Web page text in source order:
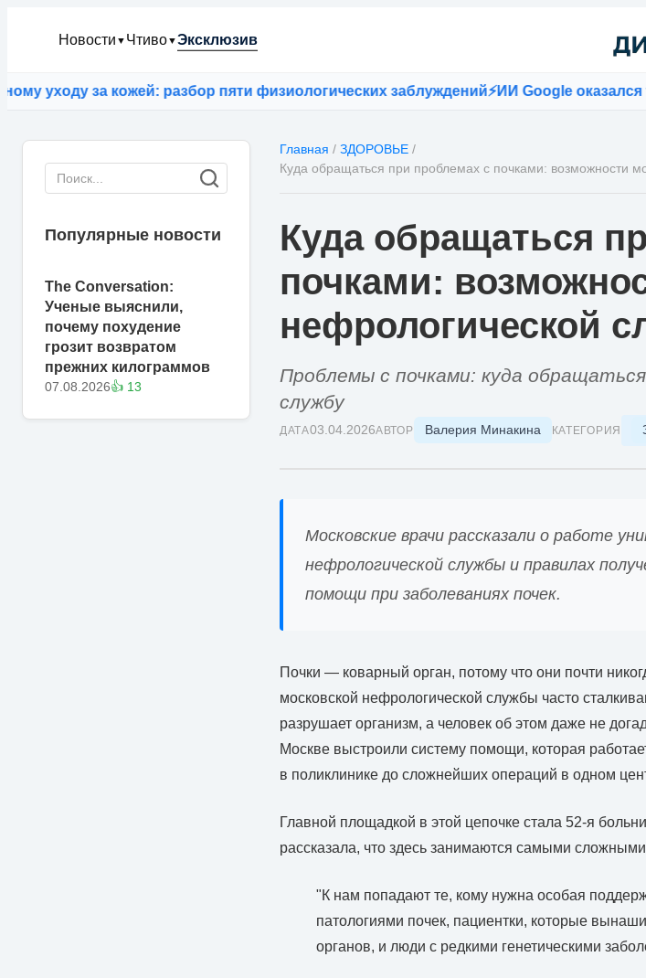
Новости ▼ Чтиво▼Эксклюзив
за кожей: разбор пяти физиологических заблуждений⚡ИИ Google оказался
Популярные новости
The Conversation:
Ученые выяснили,
почему похудение
грозит возвратом
прежних килограммов
07.08.2026👍 13
Главная / ЗДОРОВЬЕ /
Куда обращаться при проблемах с почками: возможности
Куда обращаться
почками:
нефрологической
Проблемы с почками: куда
службу
ДАТА03.04.2026АВТОР Валерия Минакина КАТЕГОРИЯ
Московские врачи рассказали о работе
нефрологической службы и правилах
помощи при заболеваниях почек.
Почки — коварный орган, потому что они почти
московской нефрологической службы часто
разрушает организм, а человек об этом даже не
Москве выстроили систему помощи, которая
в поликлинике до сложнейших операций в одном
Главной площадкой в этой цепочке стала 52-я
рассказала, что здесь занимаются самыми
"К нам попадают те, кому нужна особая
патологиями почек, пациентки, которые
органов, и люди с редкими генетическими